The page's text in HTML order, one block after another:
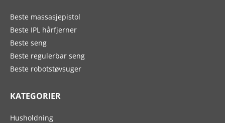
KATEGORIER
Husholdning
Beste massasjepistol
Beste IPL hårfjerner
Beste seng
Beste regulerbar seng
Beste robotstøvsuger